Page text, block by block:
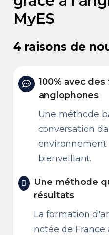
MyES
4 raisons de
100% avec
anglophones
Une méthode
conversation
bienveillant.
Une méthode
résultats
La formation
notée de France